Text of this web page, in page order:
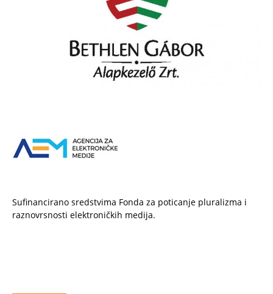
Sufinancirano sredstvima Fonda za poticanje pluralizma i
raznovrsnosti elektroničkih medija.